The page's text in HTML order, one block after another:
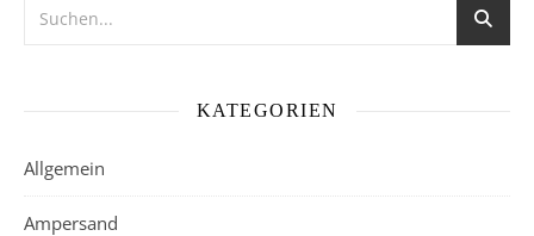
KATEGORIEN
Allgemein
Ampersand